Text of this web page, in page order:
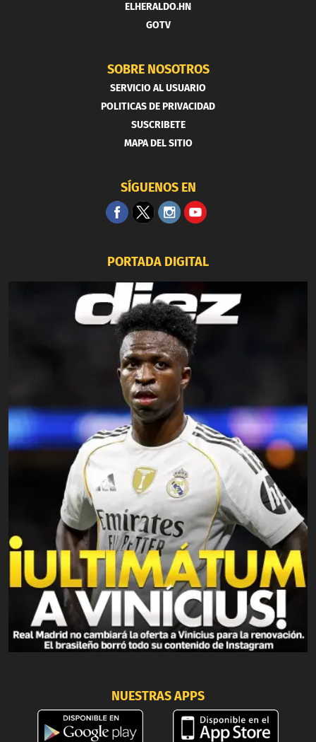
ELHERALDO.HN
GOTV
SOBRE NOSOTROS
SERVICIO AL USUARIO
POLITICAS DE PRIVACIDAD
SUSCRIBETE
MAPA DEL SITIO
SÍGUENOS EN
PORTADA DIGITAL
NUESTRAS APPS